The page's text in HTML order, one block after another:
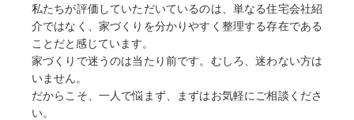
私たちが評価していただいているのは、単なる住宅会社紹
介ではなく、家づくりを分かりやすく整理する存在である
ことだと感じています。
家づくりで迷うのは当たり前です。むしろ、迷わない方は
いません。
だからこそ、一人で悩まず、まずはお気軽にご相談くださ
い。